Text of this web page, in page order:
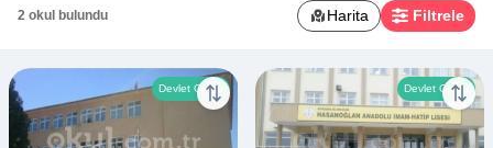
2 okul bulundu Harita Filtrele
Devlet Okulu Devlet Okulu